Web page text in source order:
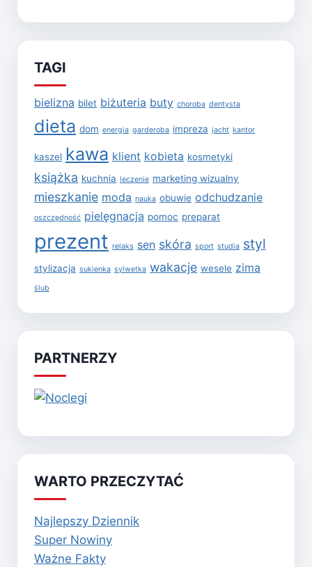
TAGI
bielizna bilet biżuteria buty choroba dentysta
dieta dom energia garderoba impreza jacht kantor
kaszel kawa klient kobieta kosmetyki
książka kuchnia leczenie marketing wizualny
mieszkanie moda nauka obuwie odchudzanie
oszczędność pielęgnacja pomoc preparat
prezent relaks sen skóra sport studia styl
stylizacja sukienka sylwetka wakacje wesele zima
ślub
PARTNERZY
WARTO PRZECZYTAĆ
Najlepszy Dziennik
Super Nowiny
Ważne Fakty